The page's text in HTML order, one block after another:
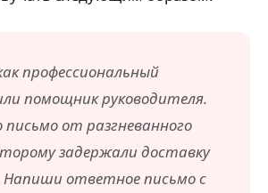
профессиональный
помощник руководителя.
от разгневанного
задержали доставку
ответное письмо с